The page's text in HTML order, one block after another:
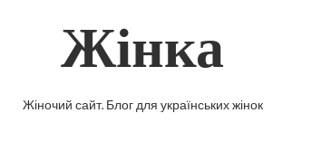
Жінка
Жіночий сайт. Блог для українських жінок